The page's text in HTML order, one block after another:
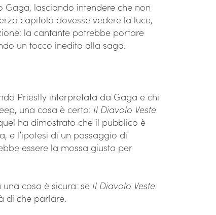
lasciando intendere che non
capitolo dovesse vedere la luce,
la cantante potrebbe portare
un tocco inedito alla saga.
Priestly interpretata da Gaga e chi
una cosa è certa: Il Diavolo Veste
ha dimostrato che il pubblico è
e l’ipotesi di un passaggio di
essere la mossa giusta per
cosa è sicura: se Il Diavolo Veste
di che parlare.